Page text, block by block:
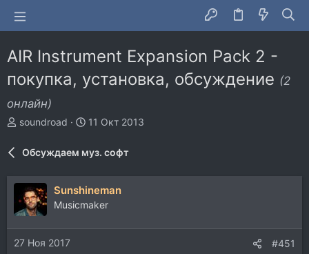
AIR Instrument Expansion Pack 2 -
покупка, установка, обсуждение (2
онлайн)
А
т
р
т
е
м
soundroad
Д
а
н
а
11 Окт 2013
Обсуждаем муз. софт
Sunshineman
Musicmaker
27 Ноя 2017 #451